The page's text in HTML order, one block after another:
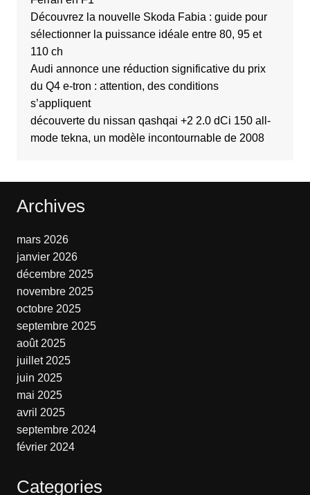
Découvrez la nouvelle Skoda Fabia : guide pour
sélectionner la puissance idéale entre 80, 95 et
110 ch
Audi annonce une réduction significative du prix
du Q4 e-tron : attention, des conditions
s’appliquent
découverte du nissan qashqai +2 2.0 dCi 150 all-
mode tekna, un modèle incontournable de 2008
Archives
mars 2026
janvier 2026
décembre 2025
novembre 2025
octobre 2025
septembre 2025
août 2025
juillet 2025
juin 2025
mai 2025
avril 2025
septembre 2024
février 2024
Categories